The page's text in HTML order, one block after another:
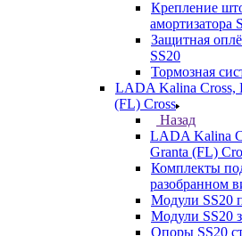
Крепление
амортизатора
Защитная
SS20
Тормозная
LADA Kalina Cross,
(FL) Cross
Назад
LADA Kalina
Granta (FL)
Комплекты
разобранном
Модули SS20
Модули SS20
Опоры SS20